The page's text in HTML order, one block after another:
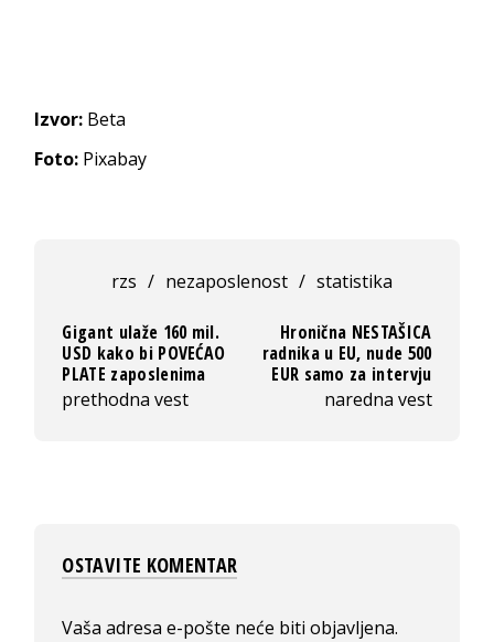
Izvor: Beta
Foto: Pixabay
rzs / nezaposlenost / statistika
Gigant ulaže 160 mil.
USD kako bi POVEĆAO
PLATE zaposlenima
prethodna vest
Hronična NESTAŠICA
radnika u EU, nude 500
EUR samo za intervju
naredna vest
OSTAVITE KOMENTAR
Vaša adresa e-pošte neće biti objavljena.